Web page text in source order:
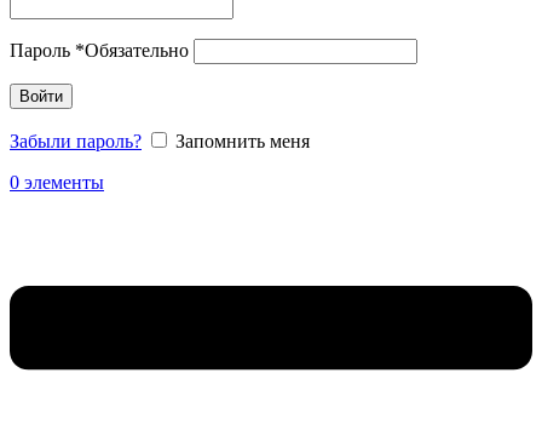
Пароль *Обязательно
Войти
Забыли пароль?
Запомнить меня
0 элементы